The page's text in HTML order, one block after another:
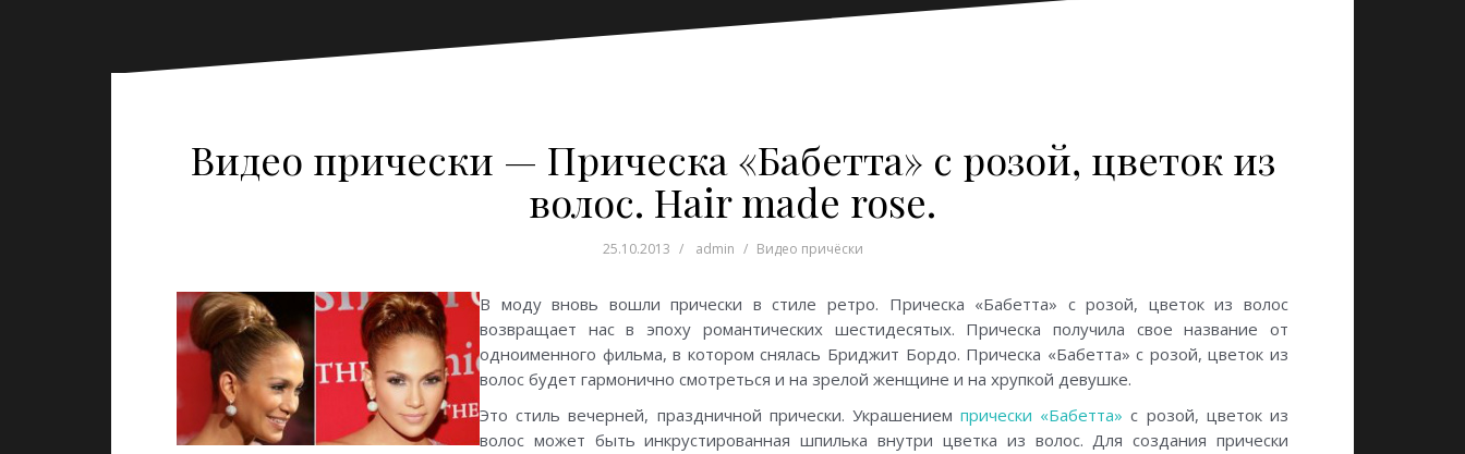
Видео прически — Прическа «Бабетта» с розой, цветок из
волос. Hair made rose.
25.10.2013 admin Видео причёски
В моду вновь вошли прически в стиле ретро. Прическа «Бабетта» с розой, цветок из волос
возвращает нас в эпоху романтических шестидесятых. Прическа получила свое название от
одноименного фильма, в котором снялась Бриджит Бордо. Прическа «Бабетта» с розой, цветок из
волос будет гармонично смотреться и на зрелой женщине и на хрупкой девушке.
Это стиль вечерней, праздничной прически. Украшениемпрически «Бабетта» с розой, цветок из
волос может быть инкрустированная шпилька внутри цветка из волос. Для создания прически